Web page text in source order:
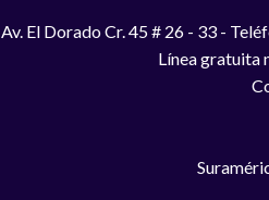
Av. El Dorado Cr. 45 # 26 - 33 -
Línea gratuita